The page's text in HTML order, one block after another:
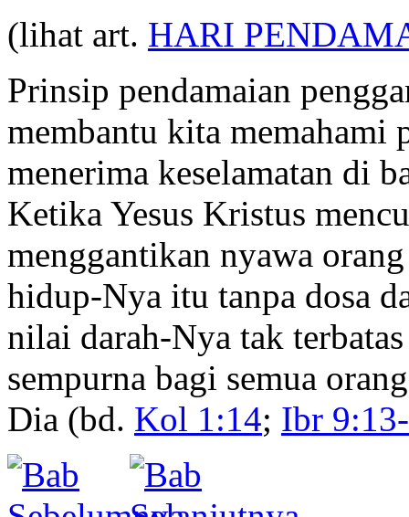
(lihat art. HARI
Prinsip pendamaian
membantu kita memahami
menerima keselamatan di
Ketika Yesus Kristus
menggantikan nyawa
hidup-Nya itu tanpa dosa
nilai darah-Nya tak
sempurna bagi semua
Dia (bd. Kol 1:14; Ibr